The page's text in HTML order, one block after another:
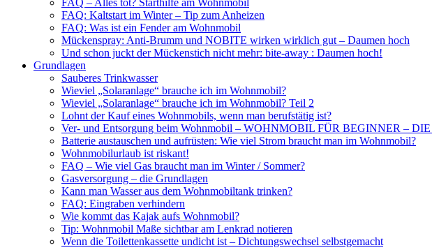
FAQ: Kaltstart im Winter – Tip zum Anheizen
FAQ: Was ist ein Fender am Wohnmobil
Mückenspray: Anti-Brumm und NOBITE wirken wirklich gut – Daumen hoch
Und schon juckt der Mückenstich nicht mehr: bite-away : Daumen hoch!
Grundlagen
Sauberes Trinkwasser
Wieviel „Solaranlage“ brauche ich im Wohnmobil?
Wieviel „Solaranlage“ brauche ich im Wohnmobil? Teil 2
Lohnt der Kauf eines Wohnmobils, wenn man berufstätig ist?
Ver- und Entsorgung beim Wohnmobil – WOHNMOBIL FÜR BEGINNER –
Batterie austauschen und aufrüsten: Wie viel Strom braucht man im Wohnmobil?
Wohnmobilurlaub ist riskant!
FAQ – Wie viel Gas braucht man im Winter / Sommer?
Gasversorgung – die Grundlagen
Kann man Wasser aus dem Wohnmobiltank trinken?
FAQ: Eingraben verhindern
Wie kommt das Kajak aufs Wohnmobil?
Tip: Wohnmobil Maße sichtbar am Lenkrad notieren
Wenn die Toilettenkassette undicht ist – Dichtungswechsel selbstgemacht